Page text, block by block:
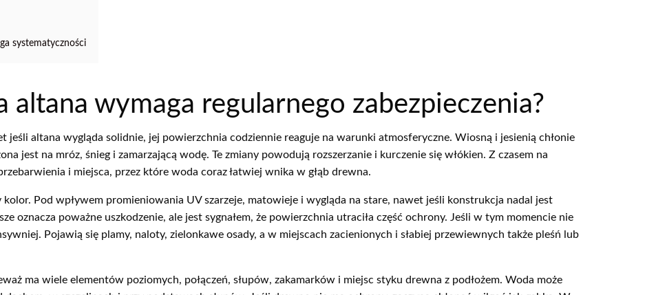
systematyczności
altana wymaga regularnego zabezpieczenia?
jeśli altana wygląda solidnie, jej powierzchnia codziennie reaguje na warunki atmosferyczne. Wiosną i jesienią chłonie
jest na mróz, śnieg i zamarzającą wodę. Te zmiany powodują rozszerzanie i kurczenie się włókien. Z czasem na
i miejsca, przez które woda coraz łatwiej wnika w głąb drewna.
Pod wpływem promieniowania UV szarzeje, matowieje i wygląda na stare, nawet jeśli konstrukcja nadal jest
oznacza poważne uszkodzenie, ale jest sygnałem, że powierzchnia utraciła część ochrony. Jeśli w tym momencie nie
Pojawią się plamy, naloty, zielonkawe osady, a w miejscach zacienionych i słabiej przewiewnych także pleśń lub
ma wiele elementów poziomych, połączeń, słupów, zakamarków i miejsc styku drewna z podłożem. Woda może